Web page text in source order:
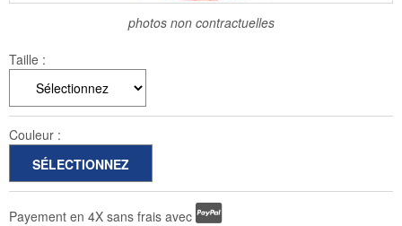
photos non contractuelles
Taille :
Couleur :
Payement en 4X sans frais avec